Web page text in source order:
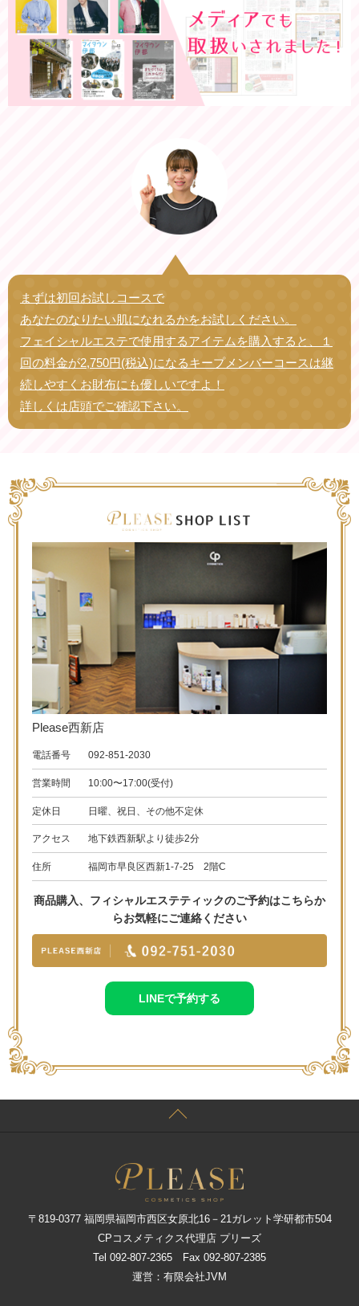
まずは初回お試しコースで
あなたのなりたい肌になれるかをお試しください。
フェイシャルエステで使用するアイテムを購入すると、
１
回の料金が2,750円(税込)になるキープメンバーコースは継
続しやすくお財布にも優しいですよ！
詳しくは店頭でご確認下さい。
SHOP LIST
Please西新店
電話番号 092-851-2030
営業時間 10:00〜17:00(受付)
定休日 日曜、祝日、その他不定休
アクセス 地下鉄西新駅より徒歩2分
住所 福岡市早良区西新1-7-25 2階C
商品購入、フィシャルエステティックのご予約はこちらか
らお気軽にご連絡ください
LINEで予約する
〒819-0377 福岡県福岡市西区女原北16－21ガレット学研都市504
CPコスメティクス代理店 プリーズ
Tel 092-807-2365 Fax 092-807-2385
運営：有限会社JVM